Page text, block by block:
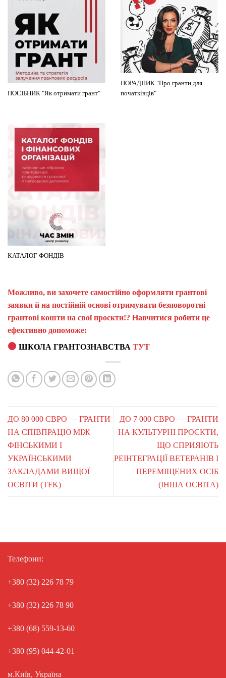
ПОРАДНИК "Про гранти для
початківців"
ПОСІБНИК "Як отримати грант"
КАТАЛОГ ФОНДІВ
Можливо, ви захочете самостійно оформляти грантові
заявки й на постійній основі отримувати безповоротні
грантові кошти на свої проєкти!? Навчитися робити це
ефективно допоможе:
ШКОЛА ГРАНТОЗНАВСТВАТУТ
ДО 80 000 ЄВРО — ГРАНТИ
НА СПІВПРАЦЮ МІЖ
ФІНСЬКИМИ І
УКРАЇНСЬКИМИ
ЗАКЛАДАМИ ВИЩОЇ
ОСВІТИ (TFK)
ДО 7 000 ЄВРО — ГРАНТИ
НА КУЛЬТУРНІ ПРОЄКТИ,
ЩО СПРИЯЮТЬ
РЕІНТЕГРАЦІЇ ВЕТЕРАНІВ І
ПЕРЕМІЩЕНИХ ОСІБ
(ІНША ОСВІТА)
Телефони:
+380 (32) 226 78 79
+380 (32) 226 78 90
+380 (68) 559-13-60
+380 (95) 044-42-01
м.Київ, Україна